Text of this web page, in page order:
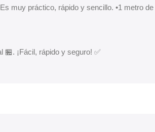
muy práctico, rápido y sencillo. •1 metro
¡Fácil, rápido y seguro! ✅